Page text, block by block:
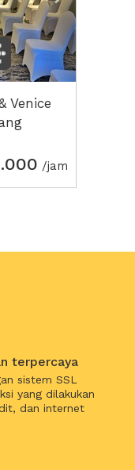
Venice
/jam
terpercaya
sistem SSL
yang dilakukan
dan internet